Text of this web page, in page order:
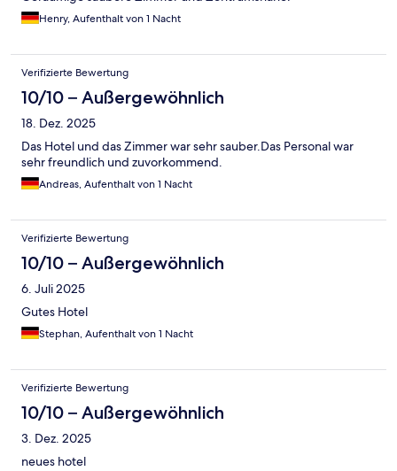
Henry, Aufenthalt von 1 Nacht
Verifizierte Bewertung
10/10 – Außergewöhnlich
18. Dez. 2025
Das Hotel und das Zimmer war sehr sauber.Das Personal war
sehr freundlich und zuvorkommend.
Andreas, Aufenthalt von 1 Nacht
Verifizierte Bewertung
10/10 – Außergewöhnlich
6. Juli 2025
Gutes Hotel
Stephan, Aufenthalt von 1 Nacht
Verifizierte Bewertung
10/10 – Außergewöhnlich
3. Dez. 2025
neues hotel